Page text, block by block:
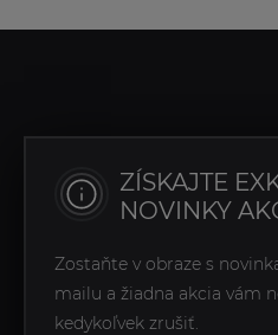
ZÍSKAJTE
NOVINKY
Zostaňte v obraze s
mailu a žiadna akcia vám
kedykoľvek zrušiť.